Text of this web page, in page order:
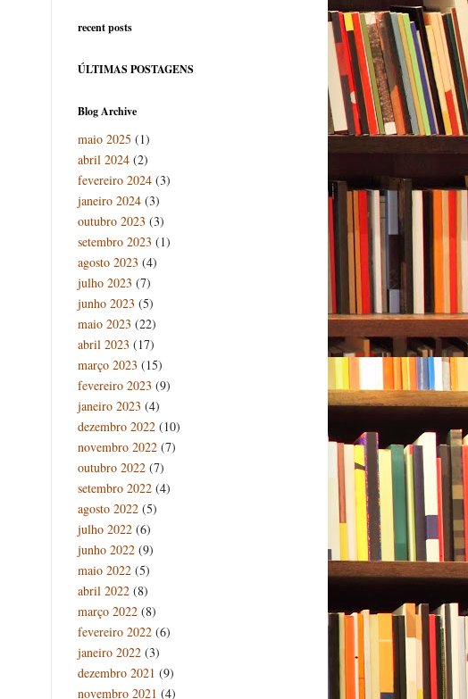
recent posts
ÚLTIMAS POSTAGENS
Blog Archive
maio 2025 (1)
abril 2024 (2)
fevereiro 2024 (3)
janeiro 2024 (3)
outubro 2023 (3)
setembro 2023 (1)
agosto 2023 (4)
julho 2023 (7)
junho 2023 (5)
maio 2023 (22)
abril 2023 (17)
março 2023 (15)
fevereiro 2023 (9)
janeiro 2023 (4)
dezembro 2022 (10)
novembro 2022 (7)
outubro 2022 (7)
setembro 2022 (4)
agosto 2022 (5)
julho 2022 (6)
junho 2022 (9)
maio 2022 (5)
abril 2022 (8)
março 2022 (8)
fevereiro 2022 (6)
janeiro 2022 (3)
dezembro 2021 (9)
novembro 2021 (4)